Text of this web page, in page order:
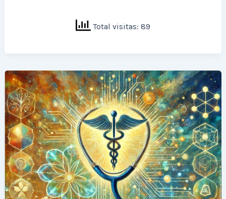
Total visitas: 89